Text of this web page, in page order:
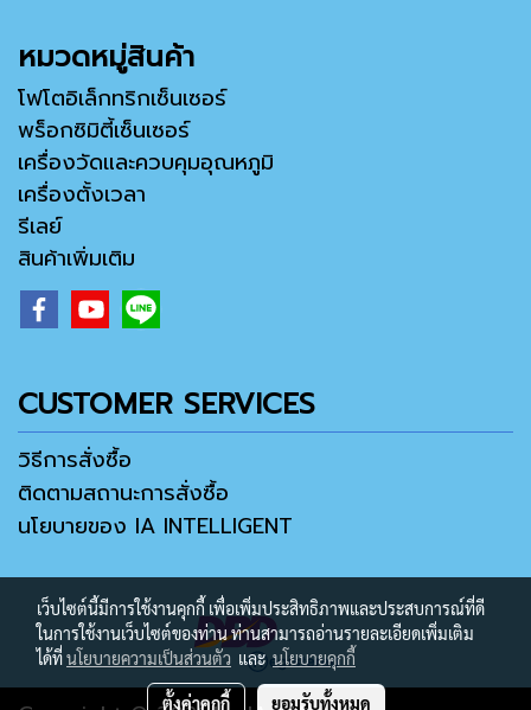
หมวดหมู่สินค้า
โฟโตอิเล็กทริกเซ็นเซอร์
พร็อกซิมิตี้เซ็นเซอร์
เครื่องวัดและควบคุมอุณหภูมิ
เครื่องตั้งเวลา
รีเลย์
สินค้าเพิ่มเติม
CUSTOMER SERVICES
วิธีการสั่งซื้อ
ติดตามสถานะการสั่งซื้อ
นโยบายของ IA INTELLIGENT
เว็บไซต์นี้มีการใช้งานคุกกี้ เพื่อเพิ่มประสิทธิภาพและประสบการณ์ที่ดี
ในการใช้งานเว็บไซต์ของท่าน ท่านสามารถอ่านรายละเอียดเพิ่มเติม
ได้ที่นโยบายความเป็นส่วนตัว และนโยบายคุกกี้
ตั้งค่าคุกกี้ ยอมรับทั้งหมด